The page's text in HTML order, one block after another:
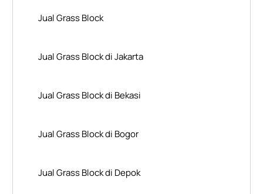
Jual Grass Block
Jual Grass Block di Jakarta
Jual Grass Block di Bekasi
Jual Grass Block di Bogor
Jual Grass Block di Depok